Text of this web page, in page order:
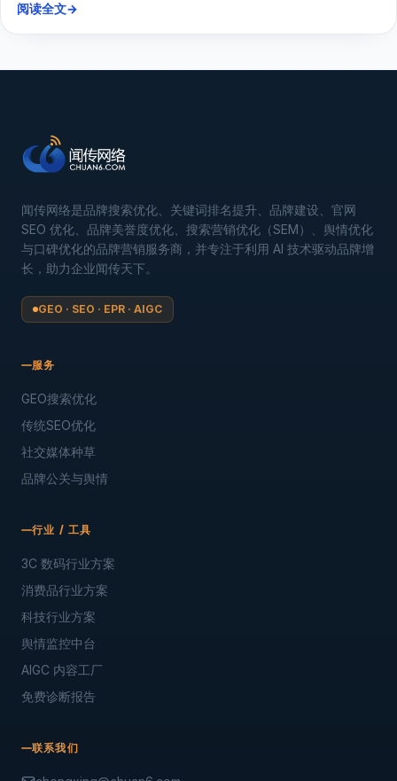
阅读全文→
闻传网络是品牌搜索优化、关键词排名提升、品牌建设、官网
SEO 优化、品牌美誉度优化、搜索营销优化（SEM）、舆情优化
与口碑优化的品牌营销服务商，并专注于利用 AI 技术驱动品牌增
长，助力企业闻传天下。
GEO · SEO · EPR · AIGC
服务
GEO搜索优化
传统SEO优化
社交媒体种草
品牌公关与舆情
行业 / 工具
3C 数码行业方案
消费品行业方案
科技行业方案
舆情监控中台
AIGC 内容工厂
免费诊断报告
联系我们